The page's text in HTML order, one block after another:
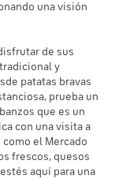
una visión
de sus
y
patatas bravas
prueba un
que es un
con una visita a
el Mercado
frescos, quesos
aquí para una